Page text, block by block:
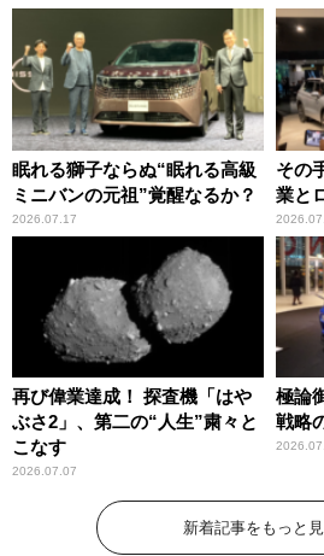
眠れる獅子ならぬ“眠れる高級
ミニバンの元祖”覚醒なるか？
2026.07.17
その
業と
再び偉業達成！ 探査機「はや
ぶさ2」、第二の“人生”粛々と
こなす
2026.07.07
極論
戦略
新着記事をもっと